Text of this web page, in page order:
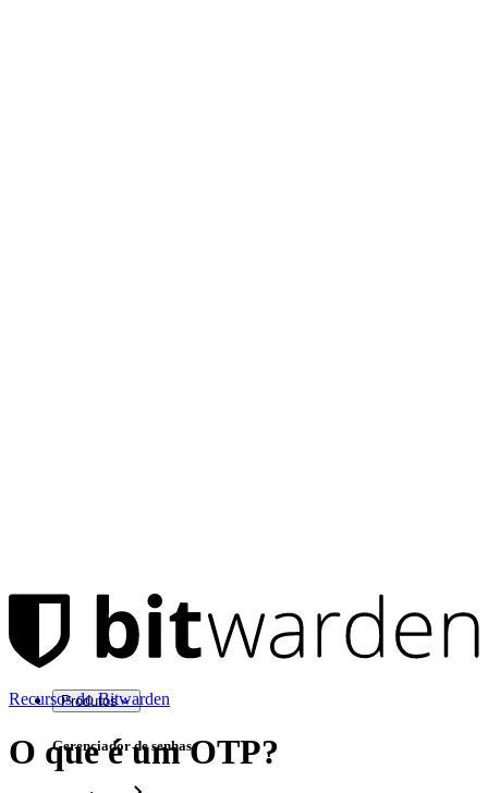
Produtos
Gerenciador de senhas
Recursos do Bitwarden
O que é um OTP?